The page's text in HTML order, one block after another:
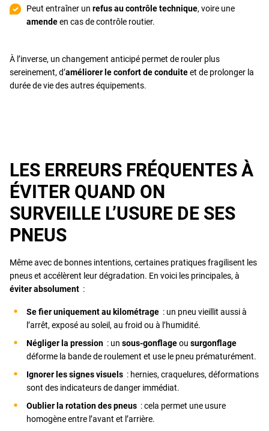
Peut entraîner un refus au contrôle technique, voire une
amendeen cas de contrôle routier.
À l’inverse, un changement anticipé permet de rouler plus
sereinement, d’améliorer le confort de conduiteet de prolonger la
durée de vie des autres équipements.
LES ERREURS FRÉQUENTES À
ÉVITER QUAND ON
SURVEILLE L’USURE DE SES
PNEUS
Même avec de bonnes intentions, certaines pratiques fragilisent les
pneus et accélèrent leur dégradation. En voici les principales, à
éviter absolument :
Se fier uniquement au kilométrage : un pneu vieillit aussi à
l’arrêt, exposé au soleil, au froid ou à l’humidité.
Négliger la pression : un sous-gonflageou surgonflage
déforme la bande de roulement et use le pneu prématurément.
Ignorer les signes visuels : hernies, craquelures, déformations
sont des indicateurs de danger immédiat.
Oublier la rotation des pneus : cela permet une usure
homogène entre l’avant et l’arrière.